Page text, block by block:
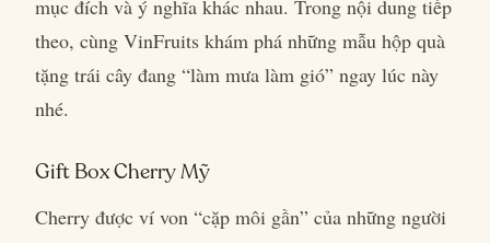
mục đích và ý nghĩa khác nhau. Trong nội dung tiếp
theo, cùng VinFruits khám phá những mẫu hộp quà
tặng trái cây đang “làm mưa làm gió” ngay lúc này
nhé.
Gift Box Cherry Mỹ
Cherry được ví von “cặp môi gần” của những người